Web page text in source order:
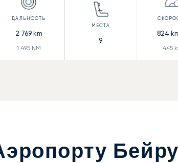
2 769km
1 495NM
9
824
445